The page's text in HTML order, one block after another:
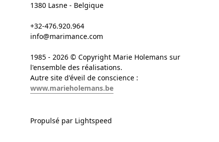
1380 Lasne - Belgique
+32-476.920.964
info@marimance.com
1985 - 2026 © Copyright Marie Holemans sur
l'ensemble des réalisations.
Autre site d'éveil de conscience :
www.marieholemans.be
Propulsé par Lightspeed